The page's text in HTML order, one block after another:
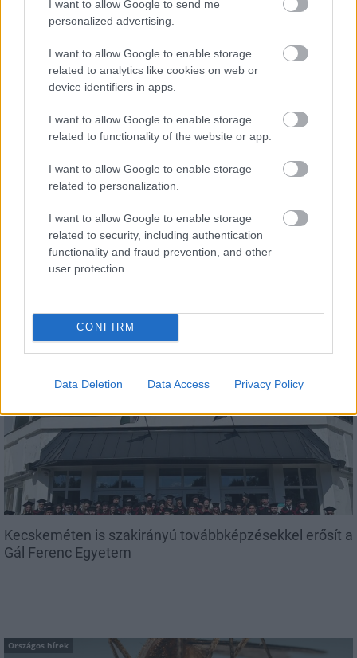
I want to allow Google to send me
personalized advertising.
I want to allow Google to enable storage
related to analytics like cookies on web or
device identifiers in apps.
I want to allow Google to enable storage
related to functionality of the website or app.
I want to allow Google to enable storage
related to personalization.
I want to allow Google to enable storage
related to security, including authentication
functionality and fraud prevention, and other
user protection.
CONFIRM
Data Deletion Data Access Privacy Policy
Paks II.: Mit jelent az 5. blokk új
mérföldköve a felülvizsgálat
árnyékában?
Elkészült a Liszt Ferenc repülőtér
közelében lévő logisztikai bázis út- és
közműhálózatának fejlesztése
Látlelet a hazai víziközművekről?
Egyetlen, fél évszázados vezetéken
múlt Bicske vízellátása
Kecskeméten is szakirányú továbbképzésekkel erősít a
Gál Ferenc Egyetem
Országos hírek